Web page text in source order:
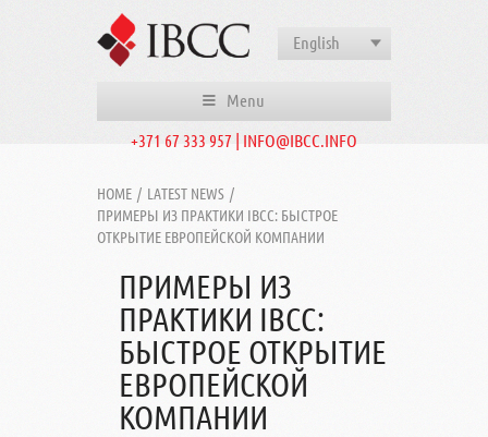
English
Menu
+371 67 333 957 | INFO@IBCC.INFO
HOME / LATEST NEWS /
ПРИМЕРЫ ИЗ ПРАКТИКИ IBCC: БЫСТРОЕ
ОТКРЫТИЕ ЕВРОПЕЙСКОЙ КОМПАНИИ
ПРИМЕРЫ ИЗ
ПРАКТИКИ IBCC:
БЫСТРОЕ ОТКРЫТИЕ
ЕВРОПЕЙСКОЙ
КОМПАНИИ